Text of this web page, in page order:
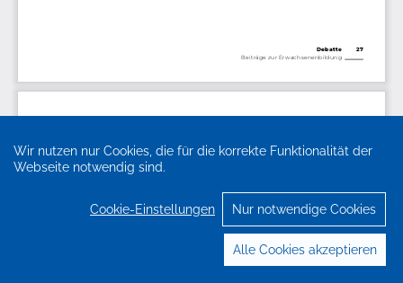
Wir nutzen nur Cookies, die für die korrekte Funktionalität der
Webseite notwendig sind.
Cookie-Einstellungen Nur notwendige Cookies
Alle Cookies akzeptieren